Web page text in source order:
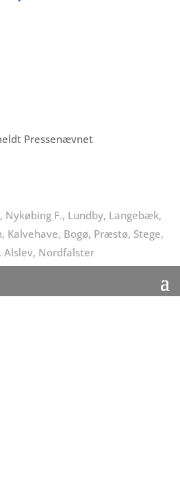
Pressenævnet
F., Lundby, Langebæk,
Kalvehave, Bogø, Præstø, Stege,
Alslev, Nordfalster